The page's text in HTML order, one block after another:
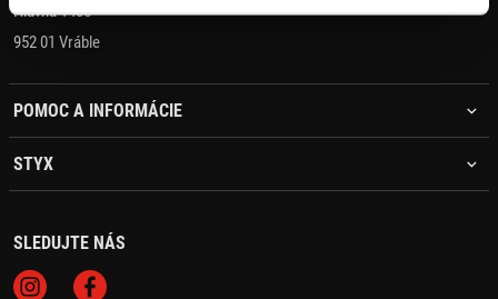
Hlavná 1405
952 01 Vráble
POMOC A INFORMÁCIE
STYX
SLEDUJTE NÁS